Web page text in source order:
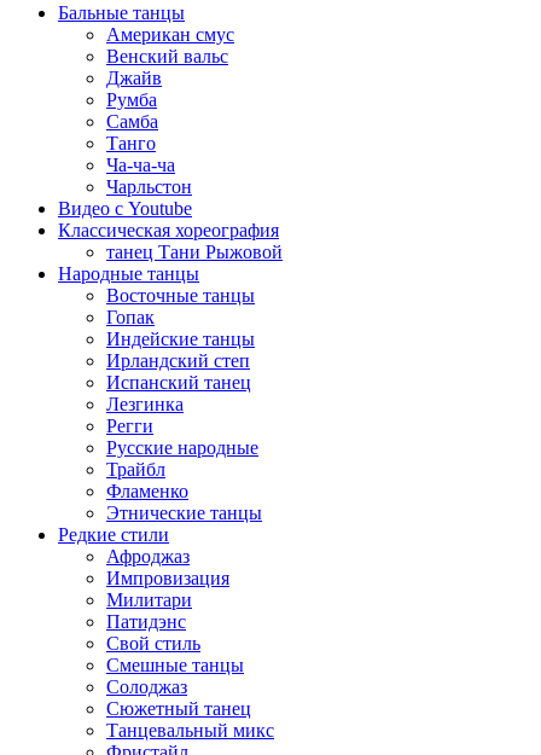
Бальные танцы
Американ смус
Венский вальс
Джайв
Румба
Самба
Танго
Ча-ча-ча
Чарльстон
Видео с Youtube
Классическая хореография
танец Тани Рыжовой
Народные танцы
Восточные танцы
Гопак
Индейские танцы
Ирландский степ
Испанский танец
Лезгинка
Регги
Русские народные
Трайбл
Фламенко
Этнические танцы
Редкие стили
Афроджаз
Импровизация
Милитари
Патидэнс
Свой стиль
Смешные танцы
Солоджаз
Сюжетный танец
Танцевальный микс